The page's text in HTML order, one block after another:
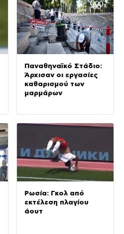
Παναθηναϊκό Στάδιο:
Άρχισαν οι εργασίες
καθαρισμού των
μαρμάρων
Ρωσία: Γκολ από
εκτέλεση πλαγίου
άουτ